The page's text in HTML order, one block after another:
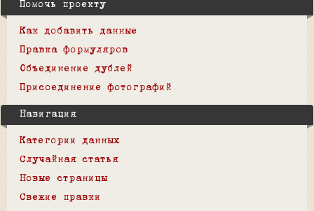
Помочь проекту
Как добавить данные
Правка формуляров
Объединение дублей
Присоединение фотографий
Навигация
Категории данных
Случайная статья
Новые страницы
Свежие правки